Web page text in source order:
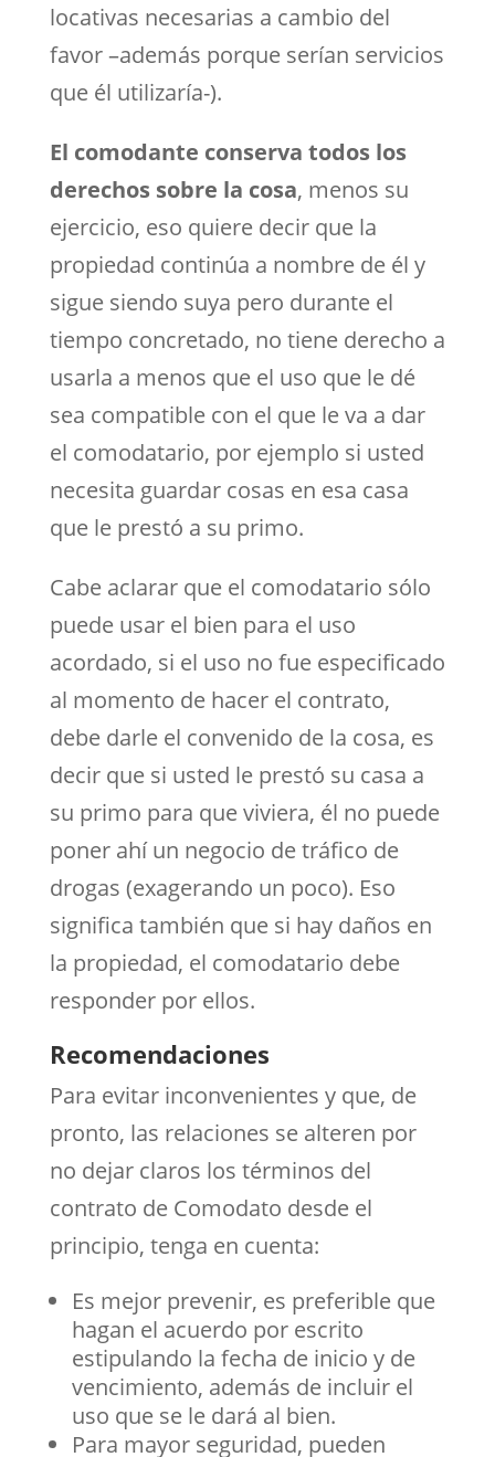
locativas necesarias a cambio del
favor –además porque serían servicios
que él utilizaría-).
El comodante conserva todos los
derechos sobre la cosa, menos su
ejercicio, eso quiere decir que la
propiedad continúa a nombre de él y
sigue siendo suya pero durante el
tiempo concretado, no tiene derecho a
usarla a menos que el uso que le dé
sea compatible con el que le va a dar
el comodatario, por ejemplo si usted
necesita guardar cosas en esa casa
que le prestó a su primo.
Cabe aclarar que el comodatario sólo
puede usar el bien para el uso
acordado, si el uso no fue especificado
al momento de hacer el contrato,
debe darle el convenido de la cosa, es
decir que si usted le prestó su casa a
su primo para que viviera, él no puede
poner ahí un negocio de tráfico de
drogas (exagerando un poco). Eso
significa también que si hay daños en
la propiedad, el comodatario debe
responder por ellos.
Recomendaciones
Para evitar inconvenientes y que, de
pronto, las relaciones se alteren por
no dejar claros los términos del
contrato de Comodato desde el
principio, tenga en cuenta:
Es mejor prevenir, es preferible que
hagan el acuerdo por escrito
estipulando la fecha de inicio y de
vencimiento, además de incluir el
uso que se le dará al bien.
Para mayor seguridad, pueden